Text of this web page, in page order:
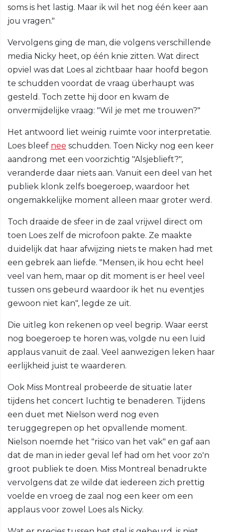
soms is het lastig. Maar ik wil het nog één keer aan
jou vragen."
Vervolgens ging de man, die volgens verschillende
media Nicky heet, op één knie zitten. Wat direct
opviel was dat Loes al zichtbaar haar hoofd begon
te schudden voordat de vraag überhaupt was
gesteld. Toch zette hij door en kwam de
onvermijdelijke vraag: "Wil je met me trouwen?"
Het antwoord liet weinig ruimte voor interpretatie.
Loes bleef nee schudden. Toen Nicky nog een keer
aandrong met een voorzichtig "Alsjeblieft?",
veranderde daar niets aan. Vanuit een deel van het
publiek klonk zelfs boegeroep, waardoor het
ongemakkelijke moment alleen maar groter werd.
Toch draaide de sfeer in de zaal vrijwel direct om
toen Loes zelf de microfoon pakte. Ze maakte
duidelijk dat haar afwijzing niets te maken had met
een gebrek aan liefde. "Mensen, ik hou echt heel
veel van hem, maar op dit moment is er heel veel
tussen ons gebeurd waardoor ik het nu eventjes
gewoon niet kan", legde ze uit.
Die uitleg kon rekenen op veel begrip. Waar eerst
nog boegeroep te horen was, volgde nu een luid
applaus vanuit de zaal. Veel aanwezigen leken haar
eerlijkheid juist te waarderen.
Ook Miss Montreal probeerde de situatie later
tijdens het concert luchtig te benaderen. Tijdens
een duet met Nielson werd nog even
teruggegrepen op het opvallende moment.
Nielson noemde het "risico van het vak" en gaf aan
dat de man in ieder geval lef had om het voor zo'n
groot publiek te doen. Miss Montreal benadrukte
vervolgens dat ze wilde dat iedereen zich prettig
voelde en vroeg de zaal nog een keer om een
applaus voor zowel Loes als Nicky.